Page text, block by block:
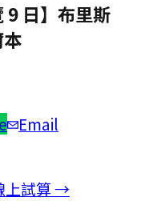
9 日】布里斯
Email
上試算 →